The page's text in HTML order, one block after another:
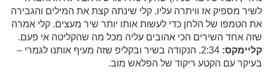
לשיר מספיק אז וויתרה עליו. קלי שינתה קצת את המילים והגבירה
את הטמפו של הלחן כדי לעשות אותו יותר שיר מעצים. קלי אמרה
שזה אחד השירים הכי אהובים עליה מכל מה שהקליטה אי פעם.
קליימקס:
2:34. הנקודה בשיר ובקליפ שזה מעיף אותנו לגמרי –
בעיקר עם הקטע ריקוד של הפלאש מוב.